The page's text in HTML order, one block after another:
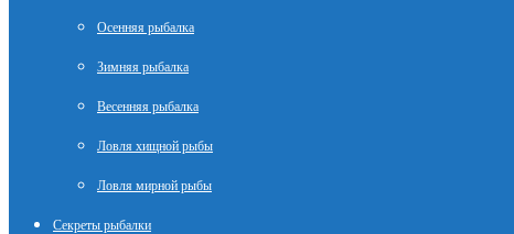
Осенняя рыбалка
Зимняя рыбалка
Весенняя рыбалка
Ловля хищной рыбы
Ловля мирной рыбы
Секреты рыбалки